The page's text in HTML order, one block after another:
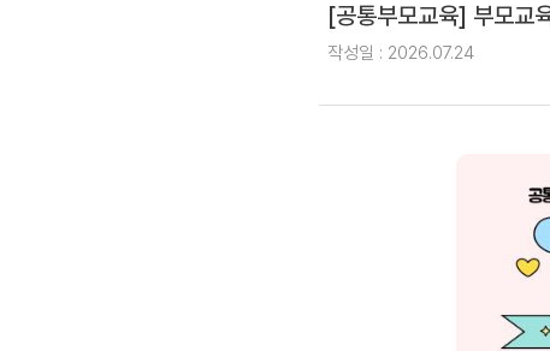
[공통부모교육] 부모교
작성일 : 2026.07.24